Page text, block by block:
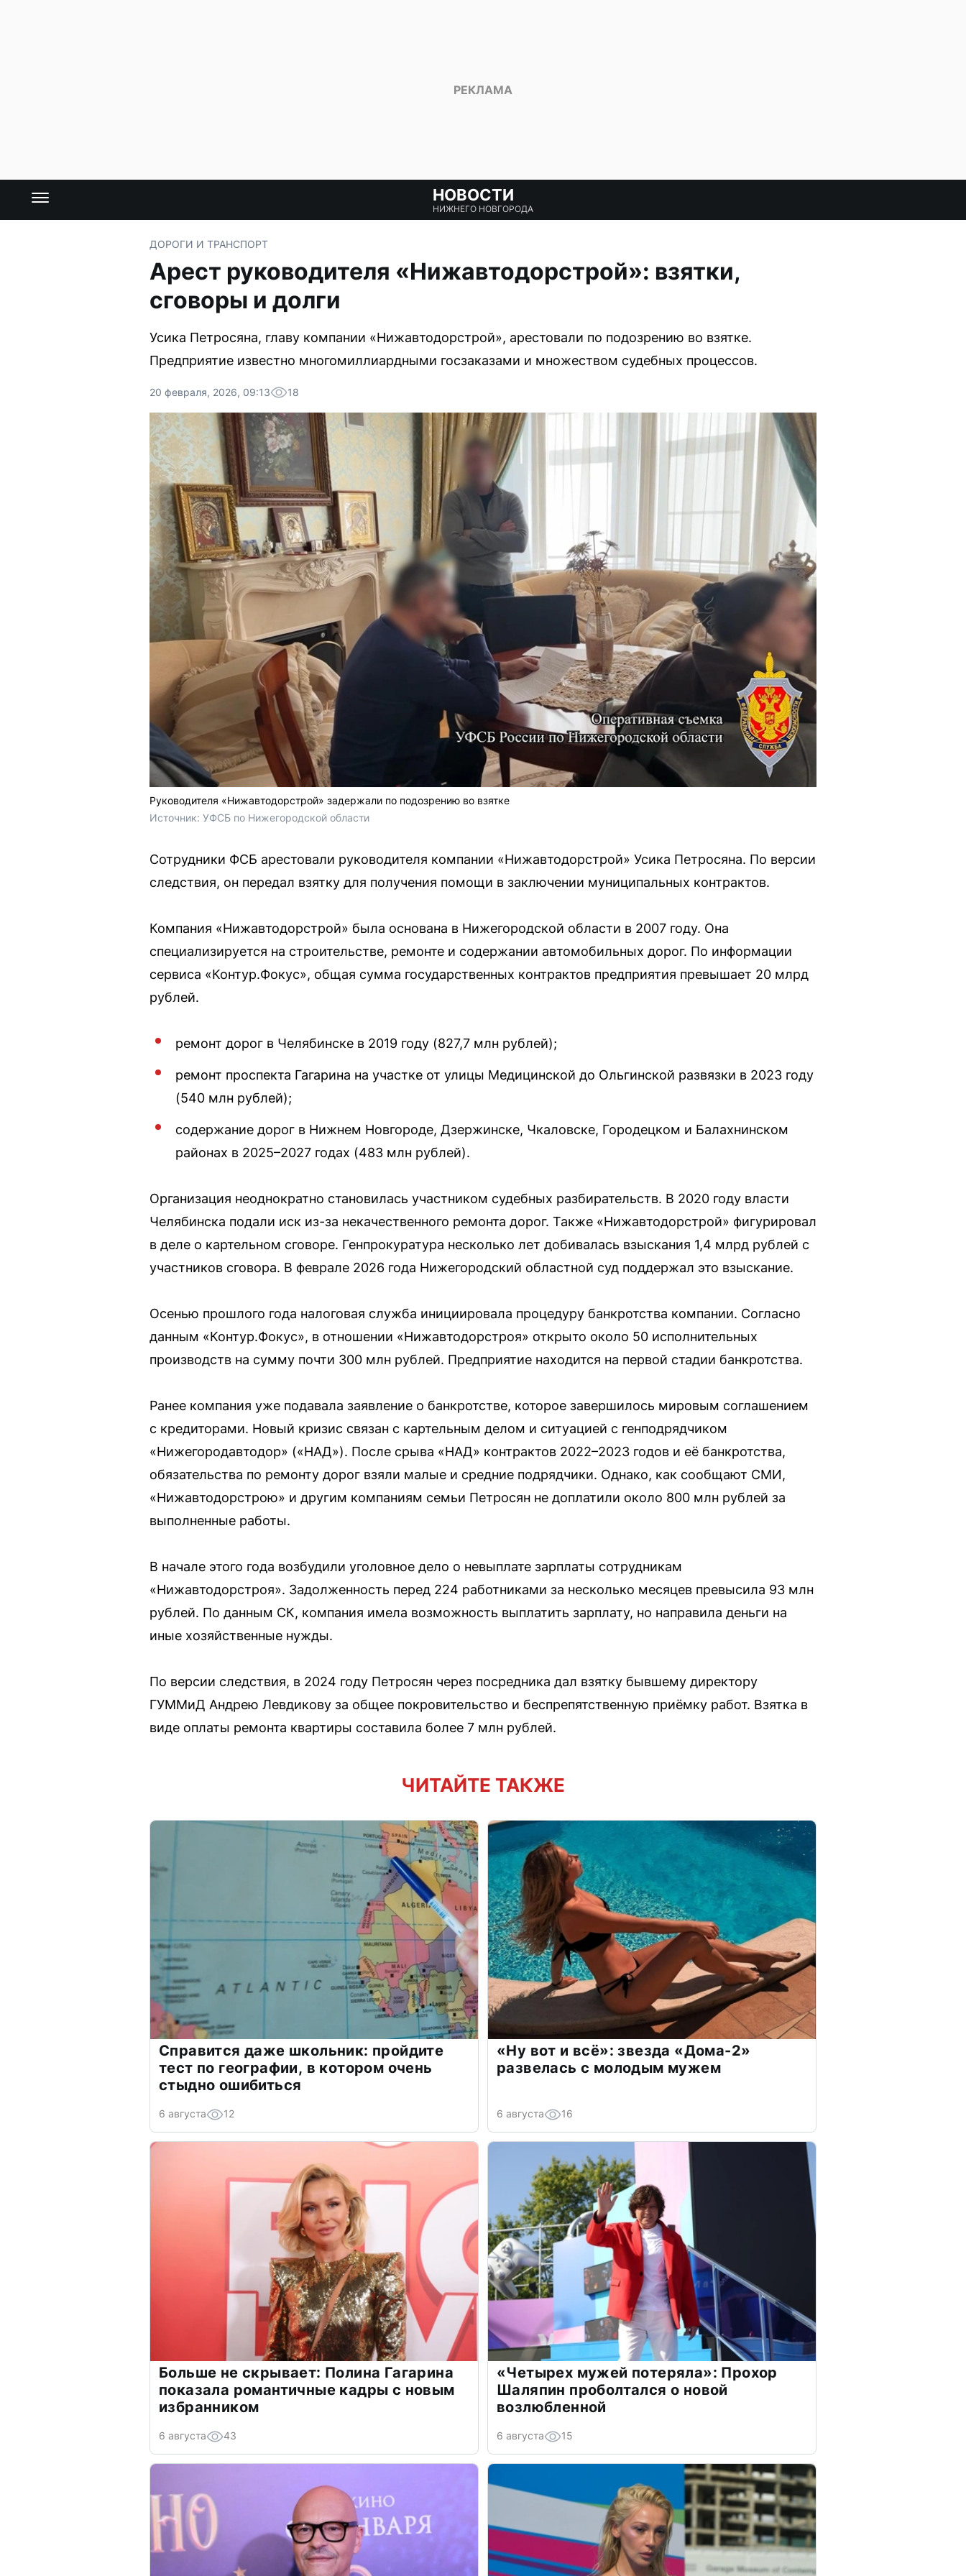
НОВОСТИ
НИЖНЕГО НОВГОРОДА
ДОРОГИ И ТРАНСПОРТ
Арест руководителя «Нижавтодорстрой»: взятки,
сговоры и долги
Усика Петросяна, главу компании «Нижавтодорстрой», арестовали по подозрению во взятке.
Предприятие известно многомиллиардными госзаказами и множеством судебных процессов.
20 февраля, 2026, 09:13 18
Руководителя «Нижавтодорстрой» задержали по подозрению во взятке
Источник: УФСБ по Нижегородской области
Сотрудники ФСБ арестовали руководителя компании «Нижавтодорстрой» Усика Петросяна. По версии
следствия, он передал взятку для получения помощи в заключении муниципальных контрактов.
Компания «Нижавтодорстрой» была основана в Нижегородской области в 2007 году. Она
специализируется на строительстве, ремонте и содержании автомобильных дорог. По информации
сервиса «Контур.Фокус», общая сумма государственных контрактов предприятия превышает 20 млрд
рублей.
ремонт дорог в Челябинске в 2019 году (827,7 млн рублей);
ремонт проспекта Гагарина на участке от улицы Медицинской до Ольгинской развязки в 2023 году
(540 млн рублей);
содержание дорог в Нижнем Новгороде, Дзержинске, Чкаловске, Городецком и Балахнинском
районах в 2025–2027 годах (483 млн рублей).
Организация неоднократно становилась участником судебных разбирательств. В 2020 году власти
Челябинска подали иск из-за некачественного ремонта дорог. Также «Нижавтодорстрой» фигурировал
в деле о картельном сговоре. Генпрокуратура несколько лет добивалась взыскания 1,4 млрд рублей с
участников сговора. В феврале 2026 года Нижегородский областной суд поддержал это взыскание.
Осенью прошлого года налоговая служба инициировала процедуру банкротства компании. Согласно
данным «Контур.Фокус», в отношении «Нижавтодорстроя» открыто около 50 исполнительных
производств на сумму почти 300 млн рублей. Предприятие находится на первой стадии банкротства.
Ранее компания уже подавала заявление о банкротстве, которое завершилось мировым соглашением
с кредиторами. Новый кризис связан с картельным делом и ситуацией с генподрядчиком
«Нижегородавтодор» («НАД»). После срыва «НАД» контрактов 2022–2023 годов и её банкротства,
обязательства по ремонту дорог взяли малые и средние подрядчики. Однако, как сообщают СМИ,
«Нижавтодорстрою» и другим компаниям семьи Петросян не доплатили около 800 млн рублей за
выполненные работы.
В начале этого года возбудили уголовное дело о невыплате зарплаты сотрудникам
«Нижавтодорстроя». Задолженность перед 224 работниками за несколько месяцев превысила 93 млн
рублей. По данным СК, компания имела возможность выплатить зарплату, но направила деньги на
иные хозяйственные нужды.
По версии следствия, в 2024 году Петросян через посредника дал взятку бывшему директору
ГУММиД Андрею Левдикову за общее покровительство и беспрепятственную приёмку работ. Взятка в
виде оплаты ремонта квартиры составила более 7 млн рублей.
ЧИТАЙТЕ ТАКЖЕ
Справится даже школьник: пройдите
тест по географии, в котором очень
стыдно ошибиться
6 августа 12
«Ну вот и всё»: звезда «Дома-2»
развелась с молодым мужем
6 августа 16
Больше не скрывает: Полина Гагарина
показала романтичные кадры с новым
избранником
6 августа 43
«Четырех мужей потеряла»: Прохор
Шаляпин проболтался о новой
возлюбленной
6 августа 15